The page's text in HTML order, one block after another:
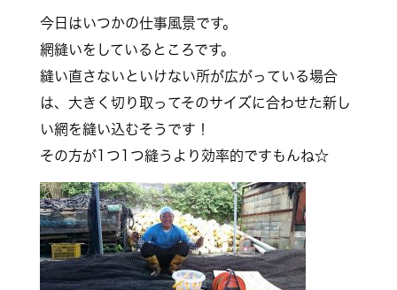
今日はいつかの仕事風景です。
網縫いをしているところです。
縫い直さないといけない所が広がっている場合
は、大きく 切り取ってそのサイズに合わせた新し
い網を縫い込むそう です！
その方が1つ1つ縫うより効率的ですもんね☆